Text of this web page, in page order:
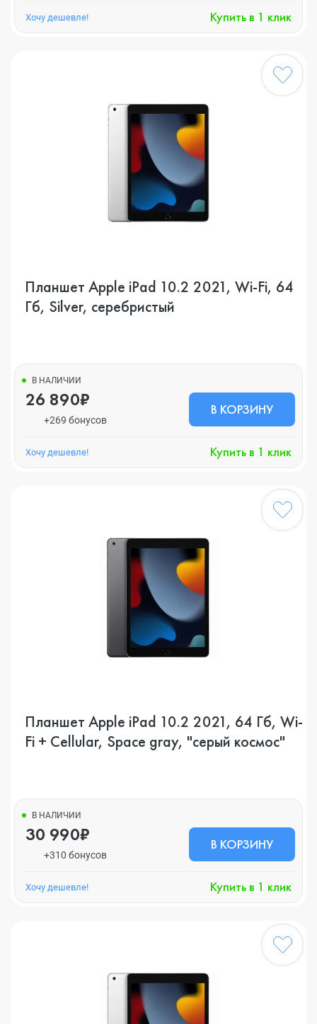
Хочу дешевле! Купить в 1 клик
Планшет Apple iPad 10.2 2021, Wi-Fi, 64
Гб, Silver, серебристый
В НАЛИЧИИ
26 890₽
+269 бонусов
В КОРЗИНУ
Хочу дешевле! Купить в 1 клик
Планшет Apple iPad 10.2 2021, 64 Гб, Wi-
Fi + Cellular, Space gray, "серый космос"
В НАЛИЧИИ
30 990₽
+310 бонусов
В КОРЗИНУ
Хочу дешевле! Купить в 1 клик